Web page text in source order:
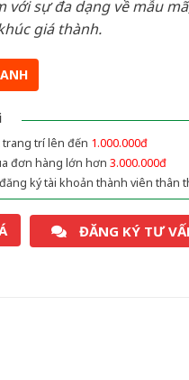
với sự đa dạng về mẫu
giá thành.
trí lên đến 1.000.000đ
đơn hàng lớn hơn 3.000.000đ
ký tài khoản thành viên thân
ĐĂNG KÝ TƯ